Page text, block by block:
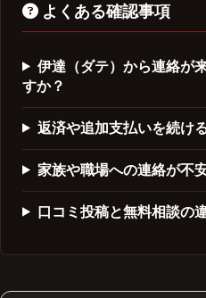
よくある確認事項
伊達（ダテ）から連絡が
すか？
返済や追加支払いを続け
家族や職場への連絡が不
口コミ投稿と無料相談の